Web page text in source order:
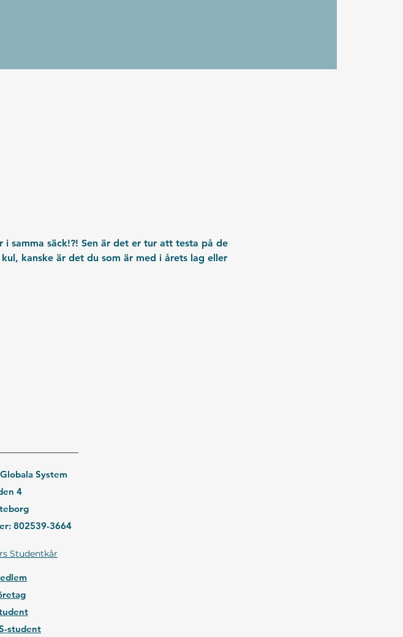
samma säck!?! Sen är det er tur att testa på de
kanske är det du som är med i årets lag eller
System
4
802539-3664
Studentkår
student